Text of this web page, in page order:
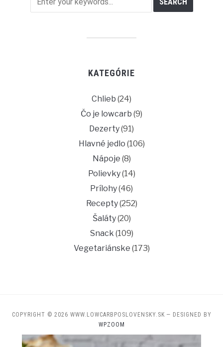
KATEGÓRIE
Chlieb (24)
Čo je lowcarb (9)
Dezerty(91)
Hlavné jedlo (106)
Nápoje (8)
Polievky(14)
Prílohy(46)
Recepty(252)
Šaláty(20)
Snack (109)
Vegetariánske (173)
COPYRIGHT © 2026 WWW.LOWCARBPOSLOVENSKY.SK — DESIGNED BY
WPZOOM